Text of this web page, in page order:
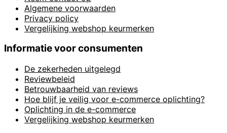
Algemene voorwaarden
Privacy policy
Vergelijking webshop keurmerken
Informatie voor consumenten
De zekerheden uitgelegd
Reviewbeleid
Betrouwbaarheid van reviews
Hoe blijf je veilig voor e-commerce oplichting?
Oplichting in de e-commerce
Vergelijking webshop keurmerken